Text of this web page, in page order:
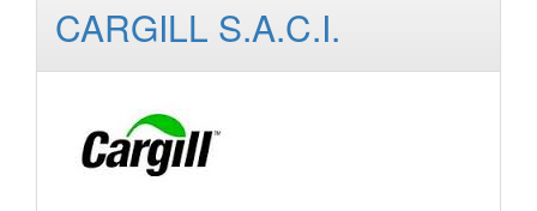
CARGILL S.A.C.I.